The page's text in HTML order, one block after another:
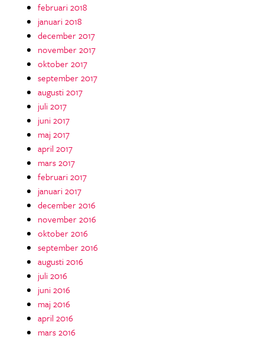
februari 2018
januari 2018
december 2017
november 2017
oktober 2017
september 2017
augusti 2017
juli 2017
juni 2017
maj 2017
april 2017
mars 2017
februari 2017
januari 2017
december 2016
november 2016
oktober 2016
september 2016
augusti 2016
juli 2016
juni 2016
maj 2016
april 2016
mars 2016